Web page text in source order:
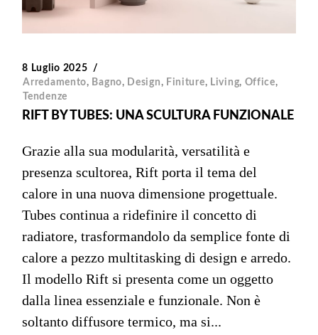
8 Luglio 2025
Arredamento, Bagno, Design, Finiture, Living, Office,
Tendenze
RIFT BY TUBES: UNA SCULTURA FUNZIONALE
Grazie alla sua modularità, versatilità e
presenza scultorea, Rift porta il tema del
calore in una nuova dimensione progettuale.
Tubes continua a ridefinire il concetto di
radiatore, trasformandolo da semplice fonte di
calore a pezzo multitasking di design e arredo.
Il modello Rift si presenta come un oggetto
dalla linea essenziale e funzionale. Non è
soltanto diffusore termico, ma si...